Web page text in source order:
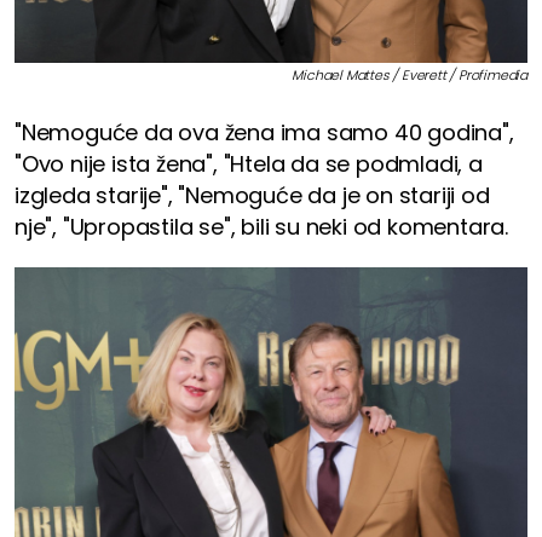
Michael Mattes / Everett / Profimedia
"Nemoguće da ova žena ima samo 40 godina",
"Ovo nije ista žena", "Htela da se podmladi, a
izgleda starije", "Nemoguće da je on stariji od
nje", "Upropastila se", bili su neki od komentara.